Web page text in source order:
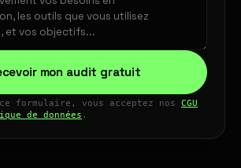
mon audit gratuit
formulaire, vous acceptez nos CGU
de données .